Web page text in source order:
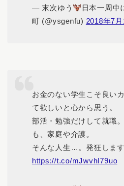
— 末次ゆう
日本一周中
町 (@ysgenfu) 2018年7
お金のない学生こそ良い
て欲しいと心から思う。
部活・勉強だけして就職
も、家庭や介護。
そんな人生…。発狂します
https://t.co/mJwvhI79uo